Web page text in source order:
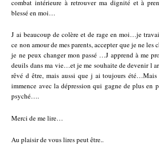
combat intérieure à retrouver ma dignité et à
blessé en moi…
J ai beaucoup de colère et de rage en moi…je
ce non amour de mes parents, accepter que je ne les
je ne peux changer mon passé …J apprend à me
deuils dans ma vie…et je me souhaite de devenir l
rêvé d être, mais aussi que j ai toujours
immence avec la dépression qui gagne de plus en
psyché….
Merci de me lire…
Au plaisir de vous lires peut être..